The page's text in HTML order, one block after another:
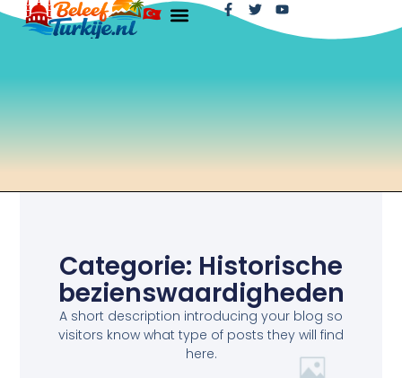
Categorie: Historische
bezienswaardigheden
A short description introducing your blog so
visitors know what type of posts they will find
here.